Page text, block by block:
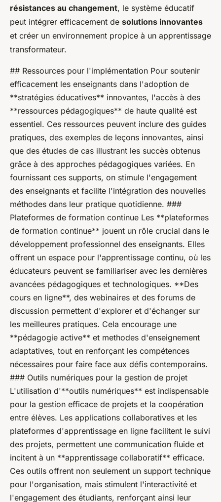
résistances au changement, le système éducatif
peut intégrer efficacement de solutions innovantes
et créer un environnement propice à un apprentissage
transformateur.
## Ressources pour l'implémentation Pour soutenir
efficacement les enseignants dans l'adoption de
**stratégies éducatives** innovantes, l'accès à des
**ressources pédagogiques** de haute qualité est
essentiel. Ces ressources peuvent inclure des guides
pratiques, des exemples de leçons innovantes, ainsi
que des études de cas illustrant les succès obtenus
grâce à des approches pédagogiques variées. En
fournissant ces supports, on stimule l'engagement
des enseignants et facilite l'intégration des nouvelles
méthodes dans leur pratique quotidienne. ###
Plateformes de formation continue Les **plateformes
de formation continue** jouent un rôle crucial dans le
développement professionnel des enseignants. Elles
offrent un espace pour l'apprentissage continu, où les
éducateurs peuvent se familiariser avec les dernières
avancées pédagogiques et technologiques. **Des
cours en ligne**, des webinaires et des forums de
discussion permettent d'explorer et d'échanger sur
les meilleures pratiques. Cela encourage une
**pédagogie active** et methodes d'enseignement
adaptatives, tout en renforçant les compétences
nécessaires pour faire face aux défis contemporains.
### Outils numériques pour la gestion de projet
L'utilisation d'**outils numériques** est indispensable
pour la gestion efficace de projets et la coopération
entre élèves. Les applications collaboratives et les
plateformes d'apprentissage en ligne facilitent le suivi
des projets, permettent une communication fluide et
incitent à un **apprentissage collaboratif** efficace.
Ces outils offrent non seulement un support technique
pour l'organisation, mais stimulent l'interactivité et
l'engagement des étudiants, renforçant ainsi leur